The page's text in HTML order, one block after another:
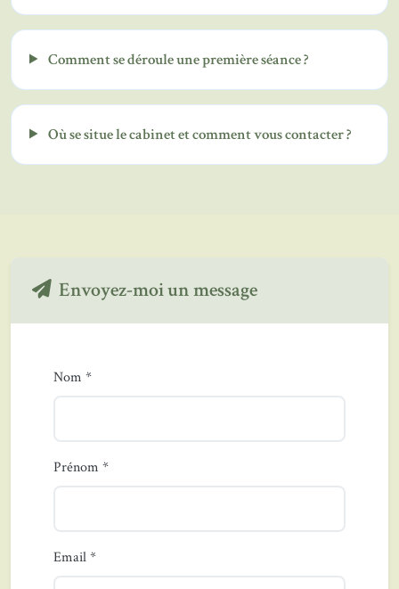
Comment se déroule une première séance ?
Où se situe le cabinet et comment vous contacter ?
Envoyez-moi un message
Nom *
Prénom *
Email *